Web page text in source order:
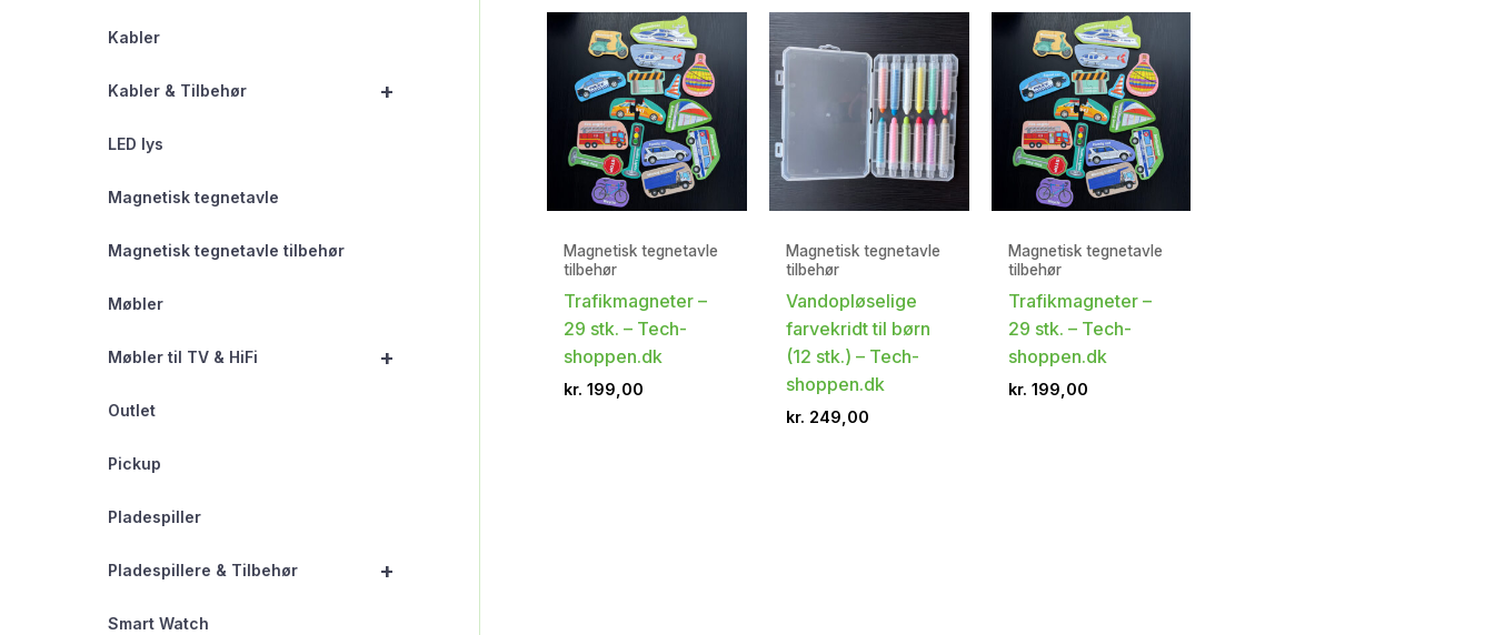
Kabler
+
Kabler & Tilbehør
LED lys
Magnetisk tegnetavle
Magnetisk tegnetavle tilbehør
Møbler
+
Møbler til TV & HiFi
Outlet
Pickup
Pladespiller
+
Pladespillere & Tilbehør
Smart Watch
Magnetisk tegnetavle
tilbehør
Trafikmagneter –
29 stk. – Tech-
shoppen.dk
kr. 199,00
Magnetisk tegnetavle
tilbehør
Vandopløselige
farvekridt til børn
(12 stk.) – Tech-
shoppen.dk
kr. 249,00
Magnetisk tegnetavle
tilbehør
Trafikmagneter –
29 stk. – Tech-
shoppen.dk
kr. 199,00